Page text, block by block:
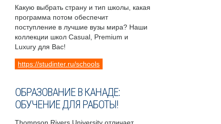
Какую выбрать страну и тип школы, какая
программа потом обеспечит
поступление в лучшие вузы мира? Наши
коллекции школ Casual, Premium и
Luxury для Вас!
https://studinter.ru/schools
ОБРАЗОВАНИЕ В КАНАДЕ:
ОБУЧЕНИЕ ДЛЯ РАБОТЫ!